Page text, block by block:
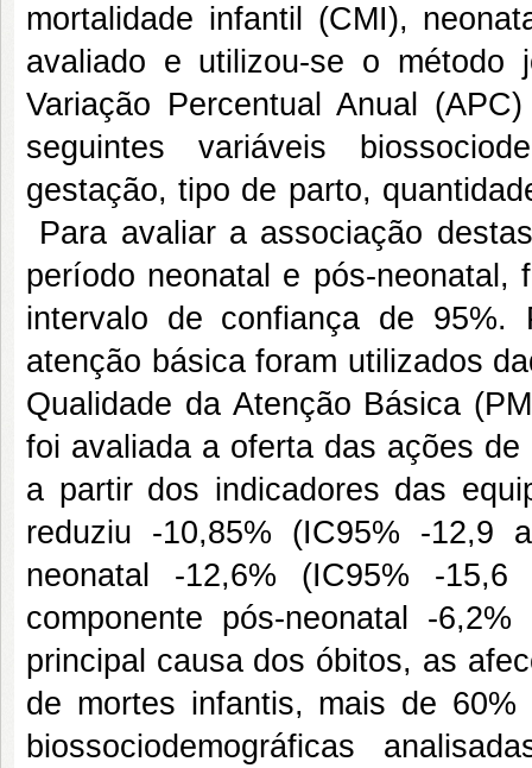
mortalidade infantil (CMI),
avaliado e utilizou-se o método
Variação Percentual Anual
seguintes variáveis
gestação, tipo de parto,
Para avaliar a associação
período neonatal e pós-neonatal,
intervalo de confiança de 95%.
atenção básica foram utilizados
Qualidade da Atenção Básica
foi avaliada a oferta das ações
a partir dos indicadores das
reduziu -10,85% (IC95% -12,9
neonatal -12,6% (IC95% -
componente pós-neonatal -
principal causa dos óbitos, as
de mortes infantis, mais de 60%
biossociodemográficas